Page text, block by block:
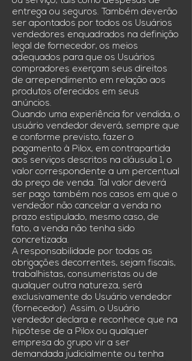
entrega ou seguros. Também deverão
ser apontados por todos os Usuários
vendedores enquadrados na definição
legal de fornecedor, os meios
adequados para que os Usuários
compradores exerçam seus direitos
de arrependimento em relação aos
produtos oferecidos em seus
anúncios.
Quando uma experiência for vendida, o
usuário vendedor deverá, sempre que
e conforme previsto, fazer o
pagamento à Pilox, em contrapartida
aos serviços descritos na cláusula 1, o
valor correspondente a um percentual
do preço de venda. Tal valor deverá
ser pago também nos casos em que o
vendedor não cancelar a venda no
prazo estipulado, mesmo caso, de
fato, a venda não tenha sido
concretizada.
A responsabilidade por todas as
obrigações decorrentes, sejam fiscais,
trabalhistas, consumeristas ou de
qualquer outra natureza, será
exclusivamente do Usuário vendedor
(fornecedor). Assim, o Usuário
vendedor declara e reconhece que na
hipótese de a Pilox ou qualquer
empresa do grupo vir a ser
demandada judicialmente ou tenha